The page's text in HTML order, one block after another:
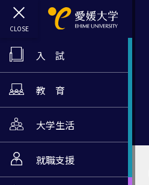
入 試
教 育
大学生活
就職支援